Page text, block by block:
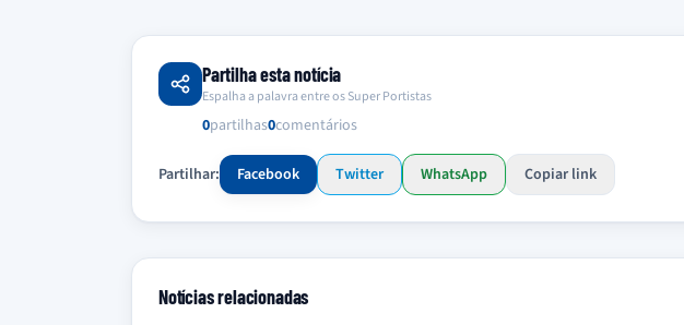
Partilha esta notícia
Espalha a palavra entre os Super Portistas
0partilhas0comentários
Partilhar: Facebook Twitter WhatsApp Copiar link
Notícias relacionadas